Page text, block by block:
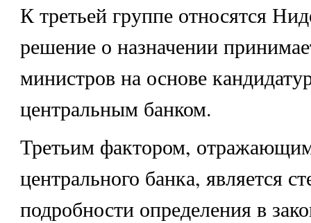
К третьей группе относятся
решение о назначении
министров на основе
центральным банком.
Третьим фактором,
центрального банка, является
подробности определения в